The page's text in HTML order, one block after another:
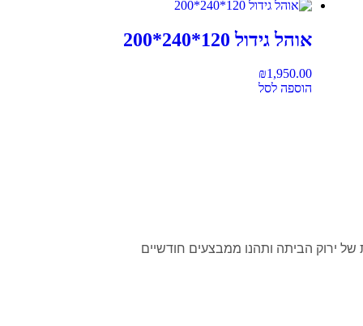
אוהל גידול 120*240*200
₪1,950.00
הוספה לסל
של ירוק הביתה ותהנו ממבצעים חודשיים